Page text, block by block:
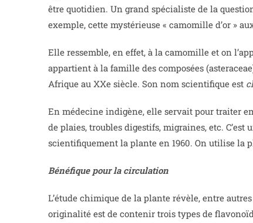
être quotidien. Un grand spécialiste de la
exemple, cette mystérieuse « camomille d’or »
Elle ressemble, en effet, à la camomille et on
appartient à la famille des composées
Afrique au XXe siècle. Son nom scientifique est
En médecine indigène, elle servait pour traiter
de plaies, troubles digestifs, migraines, etc.
scientifiquement la plante en 1960. On utilise la
Bénéfique pour la circulation
L’étude chimique de la plante révèle, entre
originalité est de contenir trois types de